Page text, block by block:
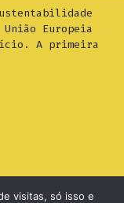
Europeia
A primeira
visitas, só isso e